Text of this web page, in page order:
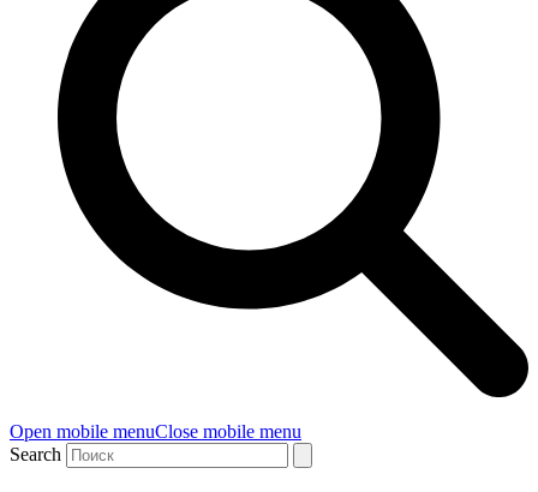
Open mobile menuClose mobile menu
Search